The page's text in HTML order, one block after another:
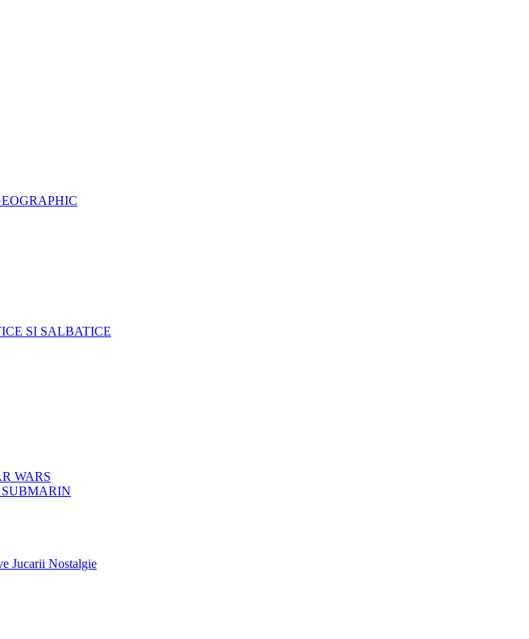
SI SALBATICE
WARS
Jucarii Nostalgie